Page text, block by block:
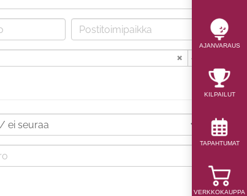
AJAN­VARAUS
KILPAILUT
TAPAHTUMAT
VERKKOKAUPPA